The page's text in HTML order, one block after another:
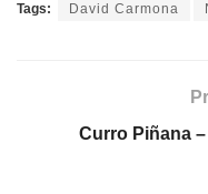
Tags: David Carmona
Curro Piñana